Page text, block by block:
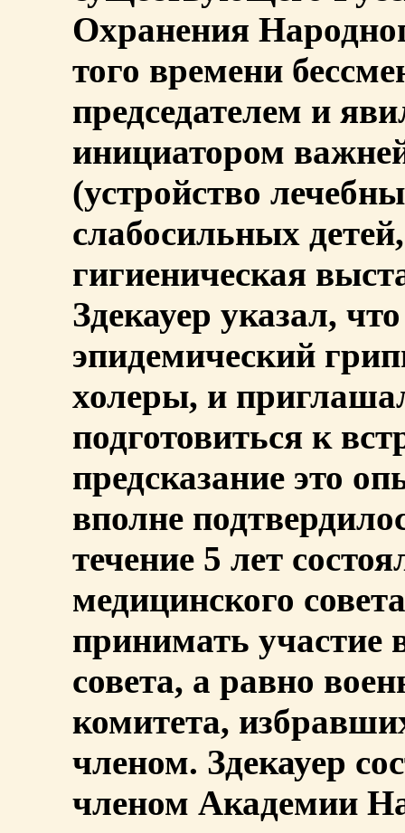
Охранения
того времени
председателем и
инициатором
(устройство
слабосильных
гигиеническая
Здекауер указал,
эпидемический
холеры, и
подготовиться к
предсказание это
вполне
течение 5 лет
медицинского
принимать участие
совета, а равно
комитета,
членом. Здекауер
членом Академии